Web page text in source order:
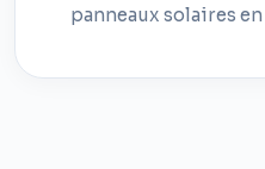
panneaux solaires